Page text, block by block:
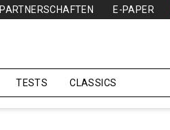
PARTNERSCHAFTEN E-PAPER
TESTS CLASSICS